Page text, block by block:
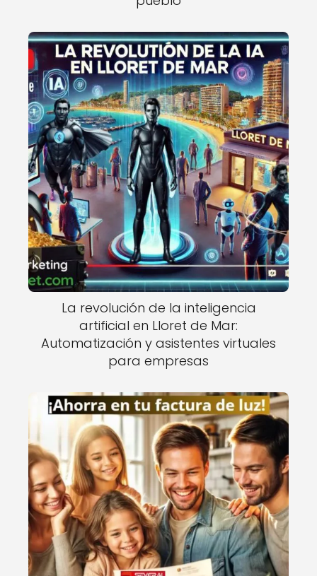
La revolución de la inteligencia
artificial en Lloret de Mar:
Automatización y asistentes virtuales
para empresas